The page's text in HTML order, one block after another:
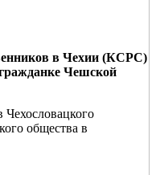
в Чехии (КСРС)
Чешской
общества в